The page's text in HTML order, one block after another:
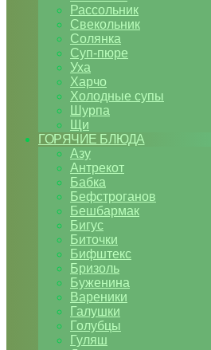
Рассольник
Свекольник
Солянка
Суп-пюре
Уха
Харчо
Холодные супы
Шурпа
Щи
ГОРЯЧИЕ БЛЮДА
Азу
Антрекот
Бабка
Бефстроганов
Бешбармак
Бигус
Биточки
Бифштекс
Бризоль
Буженина
Вареники
Галушки
Голубцы
Гуляш